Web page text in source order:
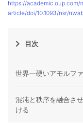
https://academic.oup.com/
article/doi/10.1093/nsr/
目次
世界一硬いアモルフ
混沌と秩序を融合さ
ける